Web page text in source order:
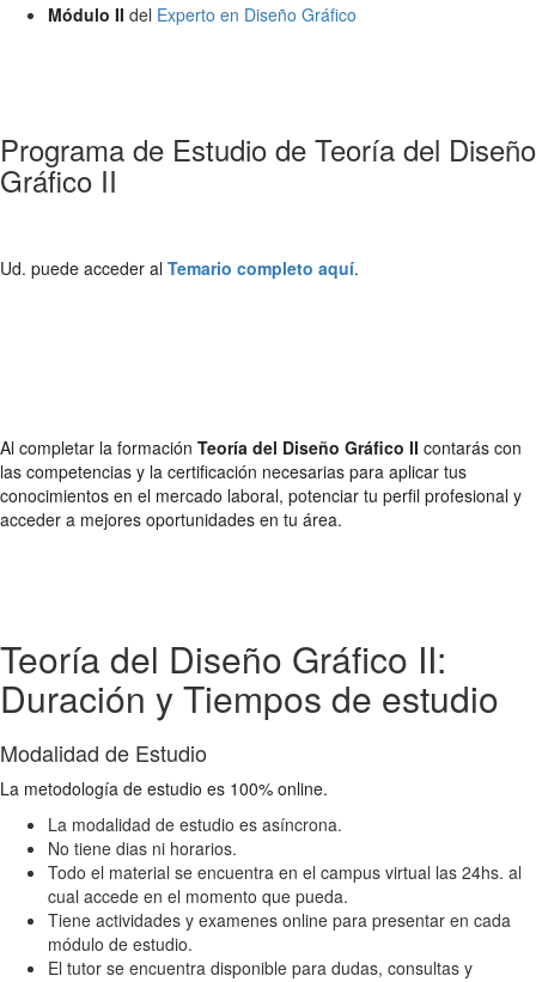
Módulo II del Experto en Diseño Gráfico
Programa de Estudio de Teoría del Diseño
Gráfico II
Ud. puede acceder al Temario completo aquí.
Al completar la formación Teoría del Diseño Gráfico II contarás con
las competencias y la certificación necesarias para aplicar tus
conocimientos en el mercado laboral, potenciar tu perfil profesional y
acceder a mejores oportunidades en tu área.
Teoría del Diseño Gráfico II:
Duración y Tiempos de estudio
Modalidad de Estudio
La metodología de estudio es 100% online.
La modalidad de estudio es asíncrona.
No tiene dias ni horarios.
Todo el material se encuentra en el campus virtual las 24hs. al
cual accede en el momento que pueda.
Tiene actividades y examenes online para presentar en cada
módulo de estudio.
El tutor se encuentra disponible para dudas, consultas y